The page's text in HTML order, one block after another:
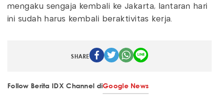
mengaku sengaja kembali ke Jakarta, lantaran hari
ini sudah harus kembali beraktivitas kerja.
SHARE
Follow Berita IDX Channel diGoogle News